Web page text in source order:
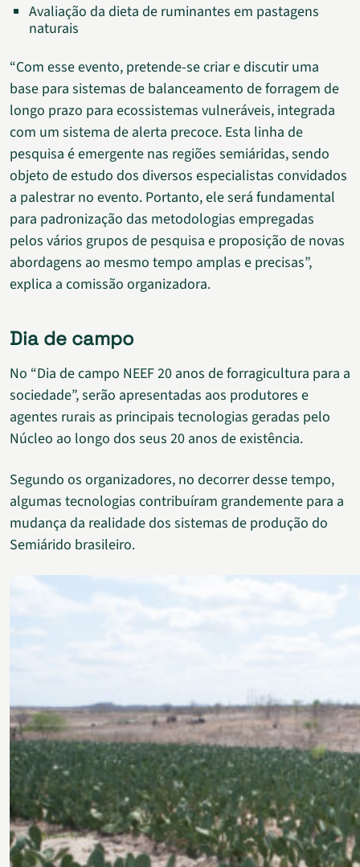
Avaliação da dieta de ruminantes em pastagens
naturais
“Com esse evento, pretende-se criar e discutir uma
base para sistemas de balanceamento de forragem de
longo prazo para ecossistemas vulneráveis, integrada
com um sistema de alerta precoce. Esta linha de
pesquisa é emergente nas regiões semiáridas, sendo
objeto de estudo dos diversos especialistas convidados
a palestrar no evento. Portanto, ele será fundamental
para padronização das metodologias empregadas
pelos vários grupos de pesquisa e proposição de novas
abordagens ao mesmo tempo amplas e precisas”,
explica a comissão organizadora.
Dia de campo
No “Dia de campo NEEF 20 anos de forragicultura para a
sociedade”, serão apresentadas aos produtores e
agentes rurais as principais tecnologias geradas pelo
Núcleo ao longo dos seus 20 anos de existência.
Segundo os organizadores, no decorrer desse tempo,
algumas tecnologias contribuíram grandemente para a
mudança da realidade dos sistemas de produção do
Semiárido brasileiro.